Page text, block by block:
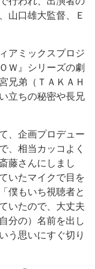
山口雄大監督、Ｅ
アミックスプロジ
Ｗ』シリーズの劇
兄弟（ＴＡＫＡＨ
立ちの秘密や長兄
、企画プロデュー
、相当カッコよく
藤さんにしまし
いたマイクで目を
僕もいち視聴者と
いたので、大丈夫
分の）名前を出し
う思いにすぐ切り